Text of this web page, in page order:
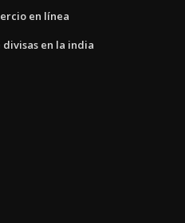
en línea
en la india